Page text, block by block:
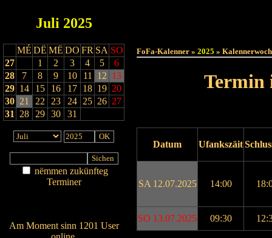
Juli 2025
MÉ DË MË DO FR SA SO
27
1 2 3 4 5
6
28
7 8 9 10 11 12 13
29 14 15 16 17 18 19 20
30 21 22 23 24 25 26 27
31
28 29 30 31
nëmmen zukünfteg
Terminer
Am Moment sinn 1201 User
FoFa-Kalenner » 2025 »
Termin
Datum Ufankszäit
SA 12.07.2025 14:00
SO 13.07.2025 09:30